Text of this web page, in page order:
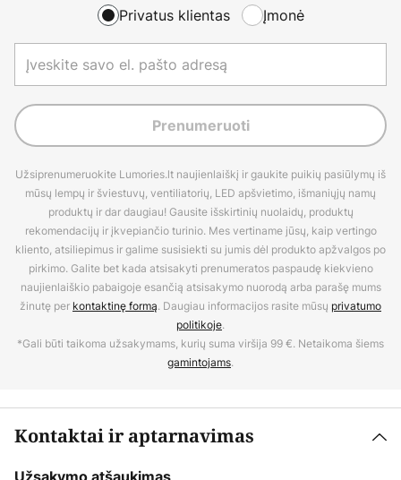
Privatus klientas Įmonė
Prenumeruoti
Užsiprenumeruokite Lumories.lt naujienlaiškį ir gaukite puikių pasiūlymų iš
mūsų lempų ir šviestuvų, ventiliatorių, LED apšvietimo, išmaniųjų namų
produktų ir dar daugiau! Gausite išskirtinių nuolaidų, produktų
rekomendacijų ir įkvepiančio turinio. Mes vertiname jūsų, kaip vertingo
kliento, atsiliepimus ir galime susisiekti su jumis dėl produkto apžvalgos po
pirkimo. Galite bet kada atsisakyti prenumeratos paspaudę kiekvieno
naujienlaiškio pabaigoje esančią atsisakymo nuorodą arba parašę mums
žinutę per kontaktinę formą. Daugiau informacijos rasite mūsų privatumo
politikoje.
*Gali būti taikoma užsakymams, kurių suma viršija 99 €. Netaikoma šiems
gamintojams.
Kontaktai ir aptarnavimas